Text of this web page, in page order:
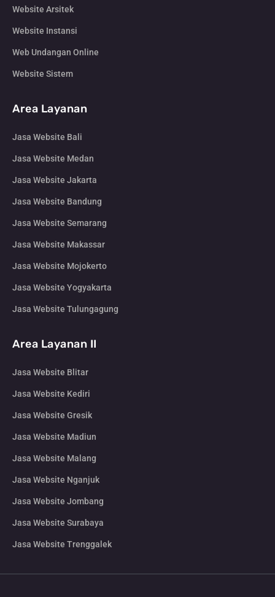
Website Arsitek
Website Instansi
Web Undangan Online
Website Sistem
Area Layanan
Jasa Website Bali
Jasa Website Medan
Jasa Website Jakarta
Jasa Website Bandung
Jasa Website Semarang
Jasa Website Makassar
Jasa Website Mojokerto
Jasa Website Yogyakarta
Jasa Website Tulungagung
Area Layanan II
Jasa Website Blitar
Jasa Website Kediri
Jasa Website Gresik
Jasa Website Madiun
Jasa Website Malang
Jasa Website Nganjuk
Jasa Website Jombang
Jasa Website Surabaya
Jasa Website Trenggalek